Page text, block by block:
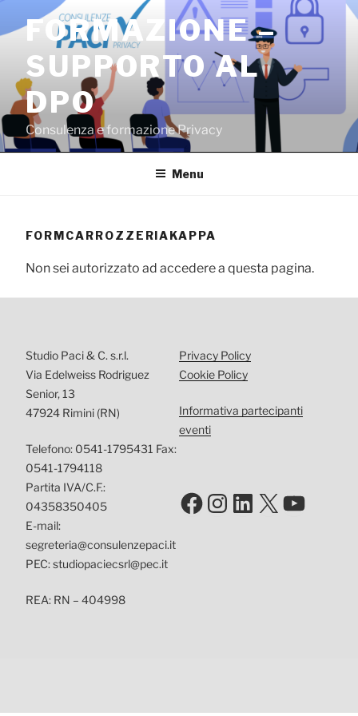
contenuto
FORMAZIONE –
SUPPORTO AL
DPO
Consulenza e formazione Privacy
Menu
FORMCARROZZERIAKAPPA
Non sei autorizzato ad accedere a questa pagina.
Studio Paci & C. s.r.l.
Via Edelweiss Rodriguez
Senior, 13
47924 Rimini (RN)
Telefono: 0541-1795431 Fax:
0541-1794118
Partita IVA/C.F.:
04358350405
E-mail:
segreteria@consulenzepaci.it
PEC: studiopaciecsrl@pec.it
REA: RN – 404998
Privacy Policy
Cookie Policy
Informativa partecipanti
eventi
Facebook
Instagram
LinkedIn
X